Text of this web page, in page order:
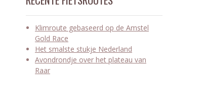
Klimroute gebaseerd op de Amstel
Gold Race
Het smalste stukje Nederland
Avondrondje over het plateau van
Raar